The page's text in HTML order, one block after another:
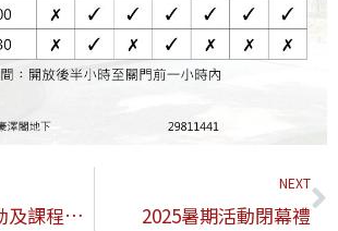
2025年暑期活動及課程報名情況
NEXT
2025暑期活動閉幕禮